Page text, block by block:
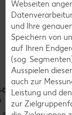
Rezepte
Das kannst
zubereiten
Cheese-
Webseiten
und Ihre
Speichern von
auf Ihren
(sog.
Ausspielen
auch zur
Leistung und
zur